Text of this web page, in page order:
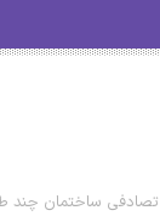
تصادفی ساختمان چند